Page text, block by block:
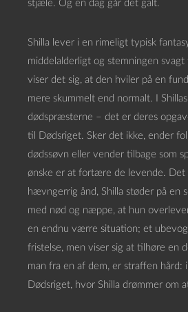
stjæle. Og en dag går det galt.
Shilla lever i en rimeligt typisk
middelalderligt og stemningen
viser det sig, at den hviler på en
mere skummelt end normalt. I
dødspræsterne – det er deres
til Dødsriget. Sker det ikke, ender
dødssøvn eller vender tilbage som
ønske er at fortære de levende. Det
hævngerrig ånd, Shilla støder på en
med nød og næppe, at hun
en endnu værre situation; et
fristelse, men viser sig at tilhøre en
man fra en af dem, er straffen hård:
Dødsriget, hvor Shilla drømmer om